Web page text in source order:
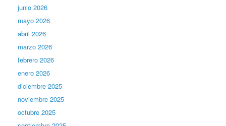
junio 2026
mayo 2026
abril 2026
marzo 2026
febrero 2026
enero 2026
diciembre 2025
noviembre 2025
octubre 2025